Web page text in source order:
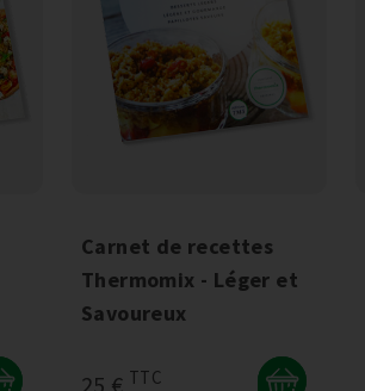
Carnet de recettes
Thermomix - Léger et
Savoureux
25 € TTC